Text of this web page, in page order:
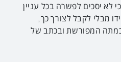
יסכים לפשרה בכל עניין
מבלי לקבל לצורך כך,
המפורשת ובכתב של